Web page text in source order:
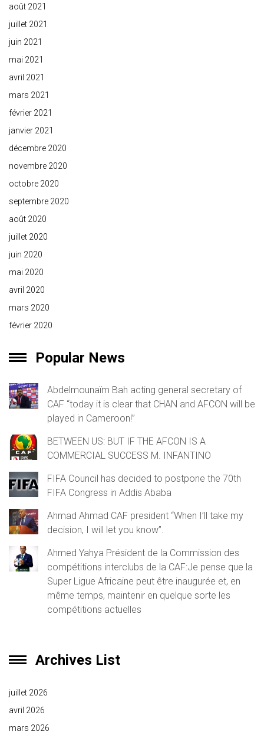
août 2021
juillet 2021
juin 2021
mai 2021
avril 2021
mars 2021
février 2021
janvier 2021
décembre 2020
novembre 2020
octobre 2020
septembre 2020
août 2020
juillet 2020
juin 2020
mai 2020
avril 2020
mars 2020
février 2020
Popular News
Abdelmounaïm Bah acting general secretary of
CAF “today it is clear that CHAN and AFCON will be
played in Cameroon!”
BETWEEN US: BUT IF THE AFCON IS A
COMMERCIAL SUCCESS M. INFANTINO
FIFA Council has decided to postpone the 70th
FIFA Congress in Addis Ababa
Ahmad Ahmad CAF president “When I’ll take my
decision, I will let you know”.
Ahmed Yahya Président de la Commission des
compétitions interclubs de la CAF:Je pense que la
Super Ligue Africaine peut être inaugurée et, en
même temps, maintenir en quelque sorte les
compétitions actuelles
Archives List
juillet 2026
avril 2026
mars 2026